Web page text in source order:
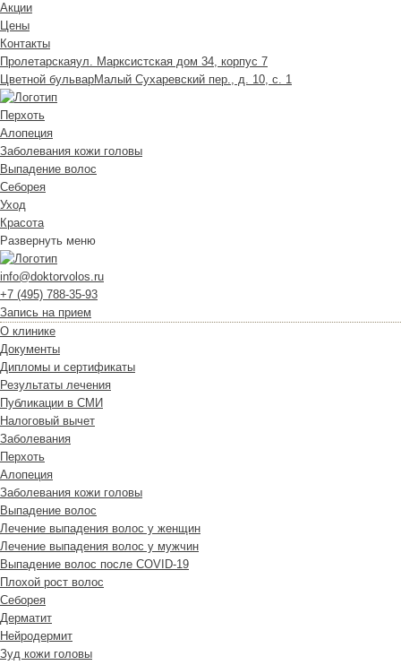
Акции
Цены
Контакты
Пролетарскаяул. Марксистская дом 34, корпус 7
Цветной бульварМалый Сухаревский пер., д. 10, с. 1
Перхоть
Алопеция
Заболевания кожи головы
Выпадение волос
Cеборея
Уход
Красота
Развернуть меню
info@doktorvolos.ru
+7 (495) 788-35-93
Запись на прием
О клинике
Документы
Дипломы и сертификаты
Результаты лечения
Публикации в СМИ
Налоговый вычет
Заболевания
Перхоть
Алопеция
Заболевания кожи головы
Выпадение волос
Лечение выпадения волос у женщин
Лечение выпадения волос у мужчин
Выпадение волос после COVID-19
Плохой рост волос
Cеборея
Дерматит
Нейродермит
Зуд кожи головы